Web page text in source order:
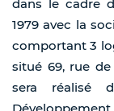
dans le cadre
1979 avec la
comportant 3
situé 69, rue de
sera réalisé